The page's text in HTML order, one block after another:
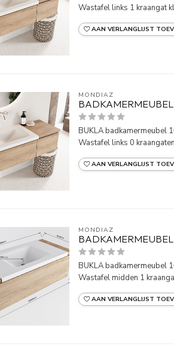
Wastafel links 1 kraangat
AAN VERLANGLIJST
MONDIAZ
BUKLA badkamermeubel
Wastafel links 0
AAN VERLANGLIJST
MONDIAZ
BUKLA badkamermeubel
Wastafel midden 1
AAN VERLANGLIJST